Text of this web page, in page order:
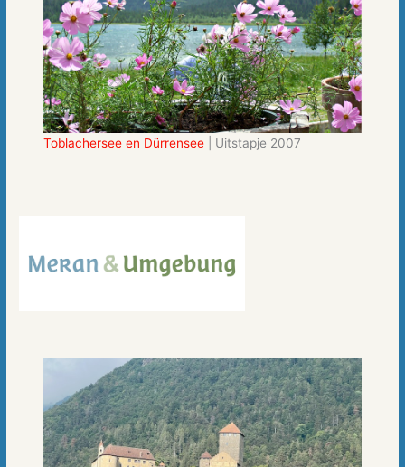
Toblachersee en Dürrensee | Uitstapje 2007